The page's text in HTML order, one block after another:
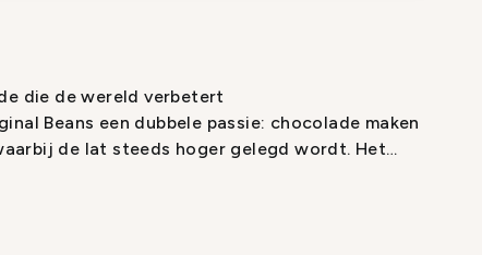
die de wereld verbetert
Beans een dubbele passie: chocolade maken
de lat steeds hoger gelegd wordt. Het
afgelegen regenwouden van de wereld om
bemachtigen om fijnproevers, milieubewuste